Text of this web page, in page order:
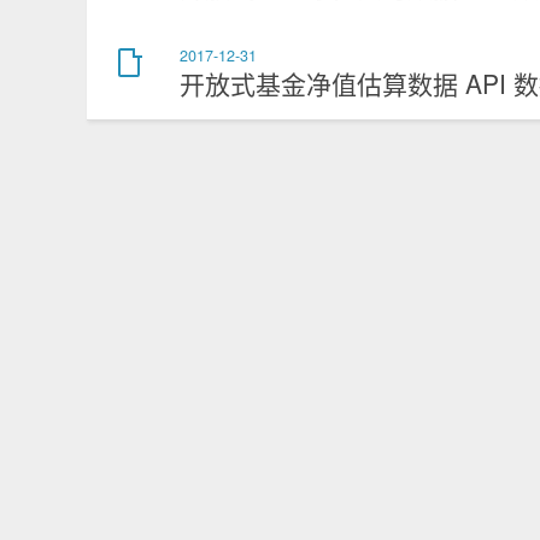
2017-12-31
开放式基金净值估算数据 API